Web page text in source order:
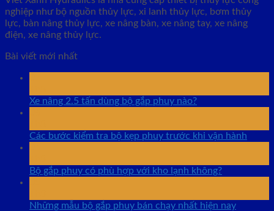
nghiệp như bộ nguồn thủy lực, xi lanh thủy lực, bơm thủy
lực, bàn nâng thủy lực, xe nâng bàn, xe nâng tay, xe nâng
điện, xe nâng thủy lực.
Bài viết mới nhất
Xe nâng 2.5 tấn dùng bộ gắp phuy nào?
Các bước kiểm tra bộ kẹp phuy trước khi vận hành
Bộ gắp phuy có phù hợp với kho lạnh không?
Những mẫu bộ gắp phuy bán chạy nhất hiện nay